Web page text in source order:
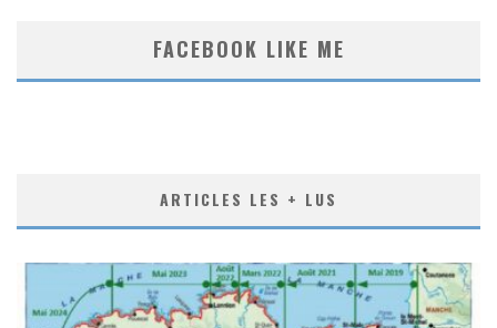
FACEBOOK LIKE ME
ARTICLES LES + LUS